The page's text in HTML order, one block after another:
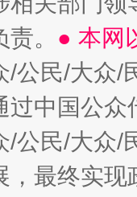
。 ● 本网
/公民/大众
过中国公
/公民/大众
，最终实